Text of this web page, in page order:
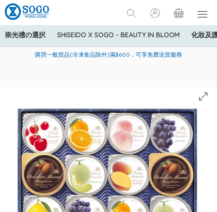
崇光禮の選択 SHISEIDO X SOGO - BEAUTY IN BLOOM 化妝及
美國運通Explorer®信用卡會員購物禮遇：高達5%簽賬回贈！
購買一般貨品(冷凍食品除外)滿$600，可享免費送貨服務
寄送中國內地服務只適用於指定商品，若訂單金額少於HK$600(折